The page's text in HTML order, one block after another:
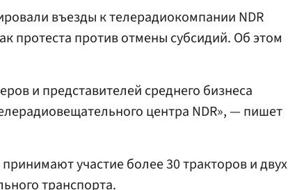
въезды к телерадиокомпании NDR
протеста против отмены субсидий. Об этом
и представителей среднего бизнеса
центра NDR», — пишет
участие более 30 тракторов и двух
транспорта.